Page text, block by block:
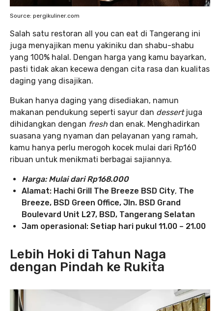
Source: pergikuliner.com
Salah satu restoran all you can eat di Tangerang ini
juga menyajikan menu yakiniku dan shabu-shabu
yang 100% halal. Dengan harga yang kamu bayarkan,
pasti tidak akan kecewa dengan cita rasa dan kualitas
daging yang disajikan.
Bukan hanya daging yang disediakan, namun
makanan pendukung seperti sayur dan dessertjuga
dihidangkan dengan fresh dan enak. Menghadirkan
suasana yang nyaman dan pelayanan yang ramah,
kamu hanya perlu merogoh kocek mulai dari Rp160
ribuan untuk menikmati berbagai sajiannya.
Harga: Mulai dari Rp168.000
Alamat: Hachi Grill The Breeze BSD City, The
Breeze, BSD Green Office, Jln. BSD Grand
Boulevard Unit L27, BSD, Tangerang Selatan
Jam operasional: Setiap hari pukul 11.00 – 21.00
Lebih Hoki di Tahun Naga
dengan Pindah ke Rukita